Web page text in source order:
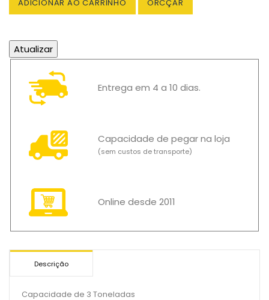
ADICIONAR AO CARRINHO ORCÇAR
Entrega em 4 a 10 dias.
Capacidade de pegar na loja
(sem custos de transporte)
Online desde 2011
Descrição
Capacidade de 3 Toneladas